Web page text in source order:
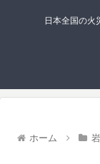
日本全国の火
ホーム